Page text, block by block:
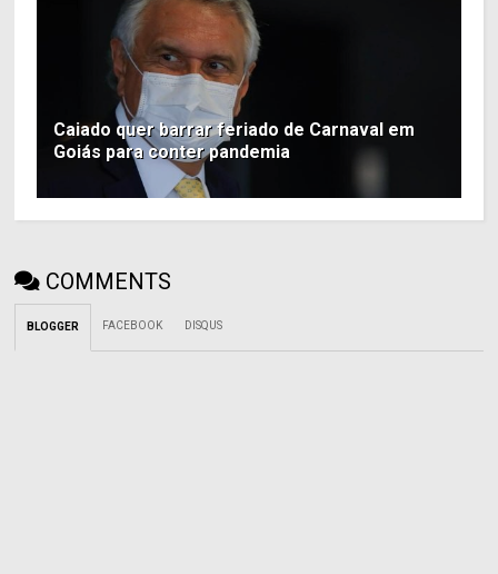
Caiado quer barrar feriado de Carnaval em
Goiás para conter pandemia
COMMENTS
BLOGGER FACEBOOK DISQUS